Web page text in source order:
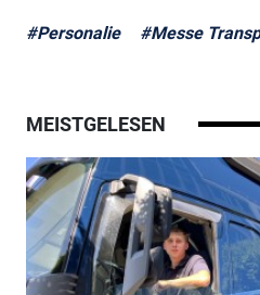
#Personalie #Messe
MEISTGELESEN